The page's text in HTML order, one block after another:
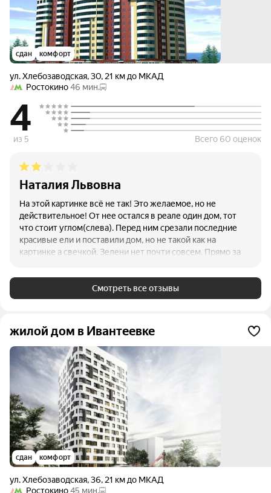
сдан комфорт
ул. Хлебозаводская,30, 21 км до МКАД
Ростокино46 мин.
4
из 5 Всего 60 оценок
Наталия Львовна
На этой картинке всё не так! Это желаемое, но не
действительное! От нее остался в реале один дом, тот
что стоит углом(слева). Перед ним срезали последние
красивые ели и поставили дом, но не такой как на
картинке а свечкой. Зелени нет почти совсем. Прямо за
детская площадка и новый дом,который еще на стадии
Смотреть все отзывы
жилой дом в Ивантеевке
сдан комфорт
ул. Хлебозаводская,36, 21 км до МКАД
Ростокино45 мин.